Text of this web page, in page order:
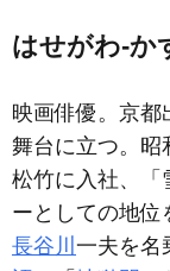
はせがわ‐か
映画俳優。京都
舞台に立つ。昭
松竹に入社、「
ーとしての地位
長谷川 一夫を名